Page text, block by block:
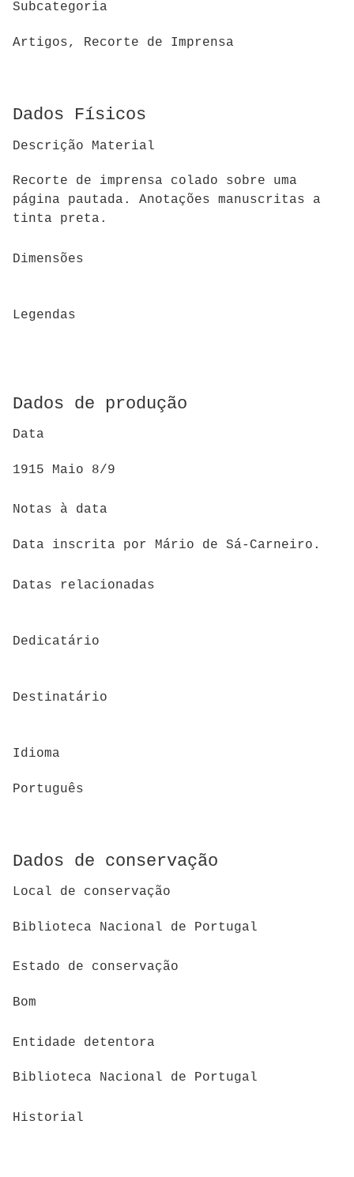
Subcategoria
Artigos, Recorte de Imprensa
Dados Físicos
Descrição Material
Recorte de imprensa colado sobre uma
página pautada. Anotações manuscritas a
tinta preta.
Dimensões
Legendas
Dados de produção
Data
1915 Maio 8/9
Notas à data
Data inscrita por Mário de Sá-Carneiro.
Datas relacionadas
Dedicatário
Destinatário
Idioma
Português
Dados de conservação
Local de conservação
Biblioteca Nacional de Portugal
Estado de conservação
Bom
Entidade detentora
Biblioteca Nacional de Portugal
Historial